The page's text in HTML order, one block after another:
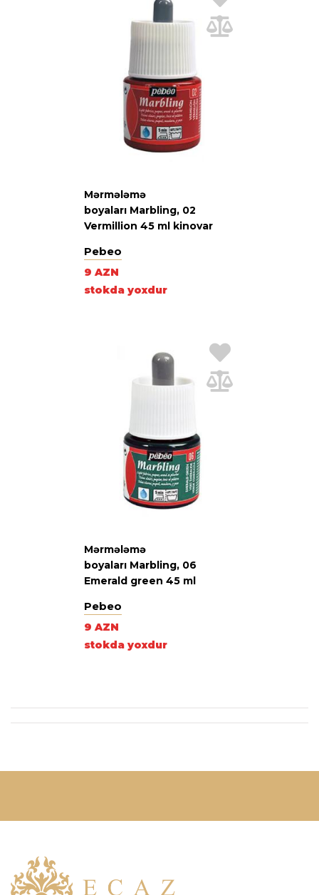
Mərmələmə
boyaları Marbling, 02
Vermillion 45 ml kinovar
Pebeo
9 AZN
stokda yoxdur
Mərmələmə
boyaları Marbling, 06
Emerald green 45 ml
Pebeo
9 AZN
stokda yoxdur